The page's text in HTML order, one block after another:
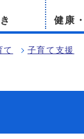
健康
て 子育て支援